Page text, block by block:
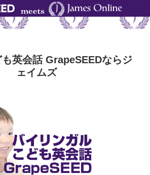
英会話 GrapeSEEDならジ
ェイムズ